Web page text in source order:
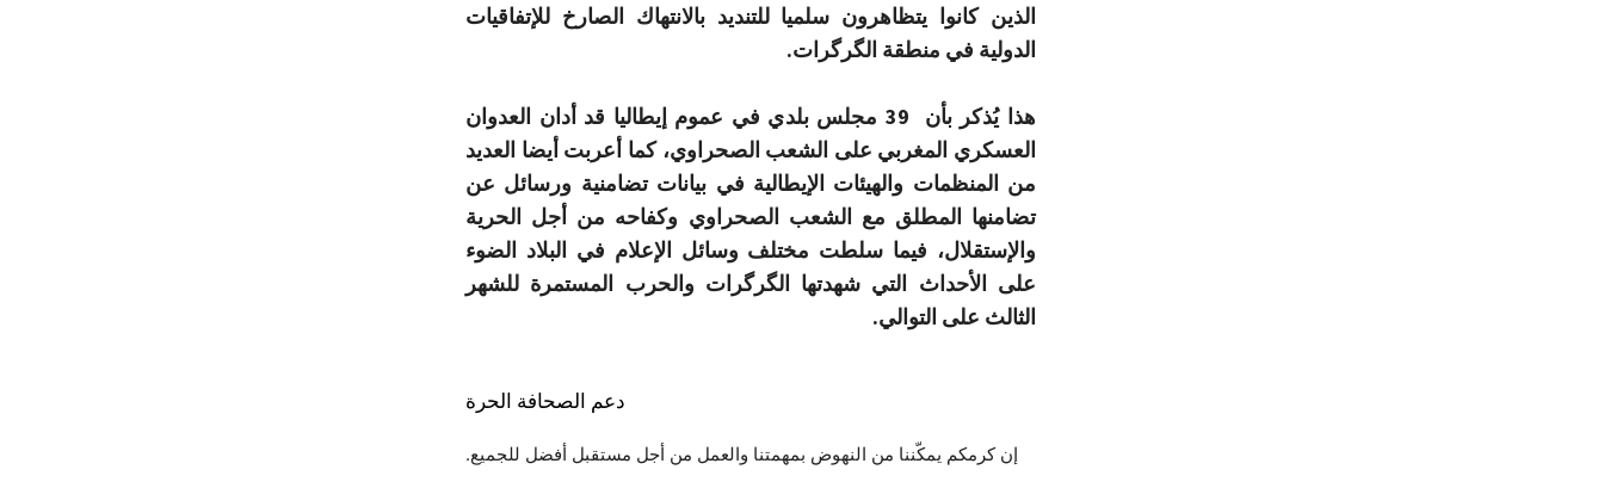
الذين كانوا يتظاهرون سلميا للتنديد بالانتهاك الصارخ للإتفاقيات
الدولية في منطقة الگرگرات.
هذا يُذكر بأن 39 مجلس بلدي في عموم إيطاليا قد أدان العدوان
العسكري المغربي على الشعب الصحراوي، كما أعربت أيضا العديد
من المنظمات والهيئات الإيطالية في بيانات تضامنية ورسائل عن
تضامنها المطلق مع الشعب الصحراوي وكفاحه من أجل الحرية
والإستقلال، فيما سلطت مختلف وسائل الإعلام في البلاد الضوء
على الأحداث التي شهدتها الگرگرات والحرب المستمرة للشهر
الثالث على التوالي.
دعم الصحافة الحرة
إن كرمكم يمكّننا من النهوض بمهمتنا والعمل من أجل مستقبل أفضل للجميع.